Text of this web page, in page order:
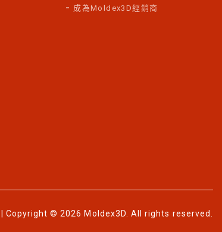
成為Moldex3D經銷商
| Copyright © 2026 Moldex3D. All rights reserved.